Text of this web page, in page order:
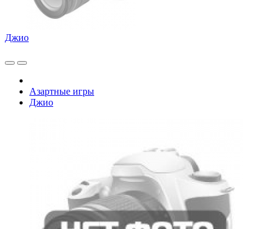
Джио
Азартные игры
Джио